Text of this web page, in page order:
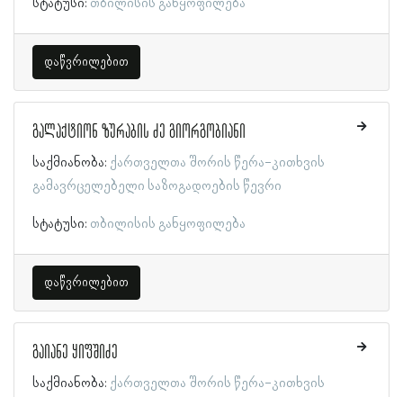
სტატუსი: თბილისის განყოფილება
დაწვრილებით
გალაქტიონ ზურაბის ძე გიორგობიანი
საქმიანობა: ქართველთა შორის წერა-კითხვის
გამავრცელებელი საზოგადოების წევრი
სტატუსი: თბილისის განყოფილება
დაწვრილებით
გაიანე ყიფშიძე
საქმიანობა: ქართველთა შორის წერა-კითხვის